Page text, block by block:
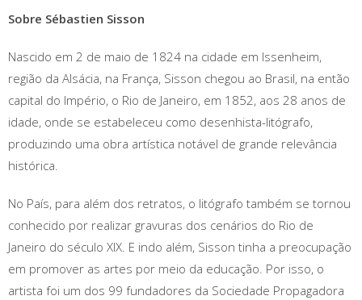
Sobre Sébastien Sisson
Nascido em 2 de maio de 1824 na cidade em Issenheim,
região da Alsácia, na França, Sisson chegou ao Brasil, na então
capital do Império, o Rio de Janeiro, em 1852, aos 28 anos de
idade, onde se estabeleceu como desenhista-litógrafo,
produzindo uma obra artística notável de grande relevância
histórica.
No País, para além dos retratos, o litógrafo também se tornou
conhecido por realizar gravuras dos cenários do Rio de
Janeiro do século XIX. E indo além, Sisson tinha a preocupação
em promover as artes por meio da educação. Por isso, o
artista foi um dos 99 fundadores da Sociedade Propagadora